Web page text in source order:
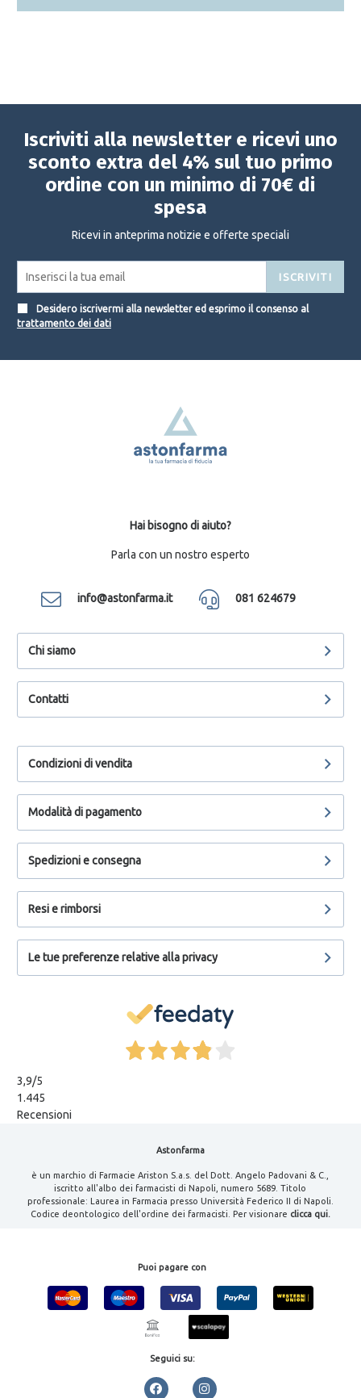
Iscriviti alla newsletter e ricevi uno
sconto extra del 4% sul tuo primo
ordine con un minimo di 70€ di
spesa
Ricevi in anteprima notizie e offerte speciali
ISCRIVITI
Desidero iscrivermi alla newsletter ed esprimo il consenso al
trattamento dei dati
Hai bisogno di aiuto?
Parla con un nostro esperto
info@astonfarma.it 081 624679
Chi siamo
Contatti
Condizioni di vendita
Modalità di pagamento
Spedizioni e consegna
Resi e rimborsi
Le tue preferenze relative alla privacy
3,9/5
1.445
Recensioni
Astonfarma
è un marchio di Farmacie Ariston S.a.s. del Dott. Angelo Padovani & C.,
iscritto all'albo dei farmacisti di Napoli, numero 5689. Titolo
professionale: Laurea in Farmacia presso Università Federico II di Napoli.
Codice deontologico dell'ordine dei farmacisti. Per visionare clicca qui.
Puoi pagare con
Seguici su: